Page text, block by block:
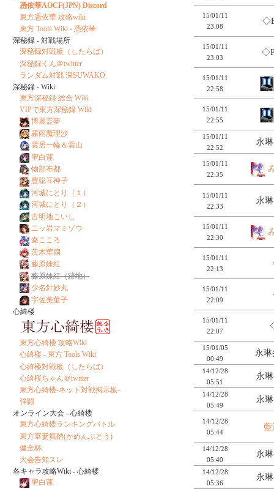
15/01/11
23:08
15/01/11
23:03
15/01/11
22:58
15/01/11
22:55
15/01/11
22:52
永
15/01/11
22:35
15/01/11
22:33
永
15/01/11
22:30
15/01/11
22:13
15/01/11
22:09
15/01/11
22:07
15/01/05
00:49
永
14/12/28
05:51
永
14/12/28
05:49
永
14/12/28
05:44
14/12/28
05:40
永
14/12/28
05:36
永
憑依華AOCF(JPN) Discord
東方憑依華 攻略wiki
東方 Tools Wiki - 憑依華
深秘録 - 対戦場所
深秘録対戦板（したらば）
深秘録くん＠twitter
ランダム対戦 深SUWAKO
深秘録 - Wiki
東方深秘録 総合 Wiki
VIPで東方深秘録 Wiki
博麗霊夢
霧雨魔理沙
雲居一輪＆雲山
聖白蓮
物部布都
豊聡耳神子
河城にとり（１）
河城にとり（２）
古明地こいし
二ッ岩マミゾウ
秦こころ
茨木華扇
藤原妹紅
藤原妹紅（跡地）
少名針妙丸
宇佐美菫子
心綺楼
東方心綺楼 攻略Wiki
心綺楼 - 東方 Tools Wiki
心綺楼対戦板（したらば）
心綺桜ちゃん＠twitter
東方心綺楼-ネット対戦掲示板-
弾闘
オンライン大会 - 心綺楼
東方心綺楼ランキングバトル
東方華妻舞踏(かめんぶとう)
健全杯
大会告知スレ
各キャラ攻略Wiki - 心綺楼
聖白蓮